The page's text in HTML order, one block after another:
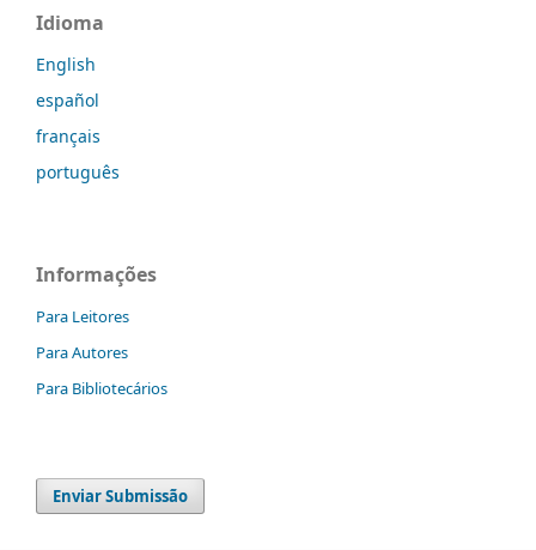
Idioma
English
español
français
português
Informações
Para Leitores
Para Autores
Para Bibliotecários
Enviar Submissão